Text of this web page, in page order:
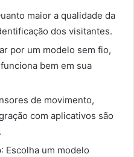
maior a qualidade da
dos visitantes.
por um modelo sem fio,
bem em sua
de movimento,
com aplicativos são
: Escolha um modelo